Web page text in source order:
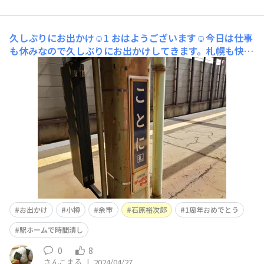
久しぶりにお出かけ☺️1 おはようございます☺️今日は仕事
も休みなので久しぶりにお出かけしてきます。札幌も快晴
で(￣▽￣;)暑い💦💦💦今日はJR で余市までLet's Goです
🙇‍♀️琴似駅から小樽行き快速エアポート☺️まずは琴似から
小樽まで☺️快速で琴似→手稲→小樽築港→南小樽→小樽や
はりGW もあり💦混んでますね😅久しぶ
お出かけ 小樽 余市 石原裕次郎
1周年おめでとう
駅ホームで時間潰し
0 8